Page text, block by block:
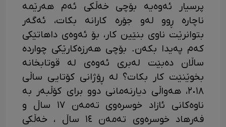
پرسیار ئەوەیە بۆچی خەڵکی ئەم هەرێمە
ناچارە ڕوو لەو جۆرە کارانە بکات، ئەگەر
بتوانرێت ناوی بنێین کار، بۆ ئەوەی داهاتێکی
کەم پەیدا بکەن. بۆچی هەرزەکارێکی چواردە
ساڵان دەبێت لەبری ئەوەی لە قوتابخانە
بخوێنێت کار بکات؟ لە ڕۆژانی کۆتایی ساڵی
٢٠١٨، هەواڵی دیارنەمانی دوو برای کۆڵبەر بە
ناوەکانی ئازاد خوسرەوی تەمەن ١٧ ساڵ و
فەرهاد خوسرەوی تەمەن ١٤ ساڵ ، خەڵکی